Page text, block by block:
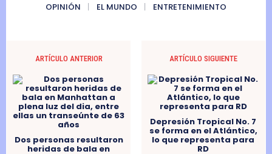
OPINIÓN
EL MUNDO ENTRETENIMIENTO
ARTÍCULO ANTERIOR
Dos personas resultaron
heridas de bala en
ARTÍCULO SIGUIENTE
Depresión Tropical No. 7
se forma en el Atlántico,
lo que representa para
RD